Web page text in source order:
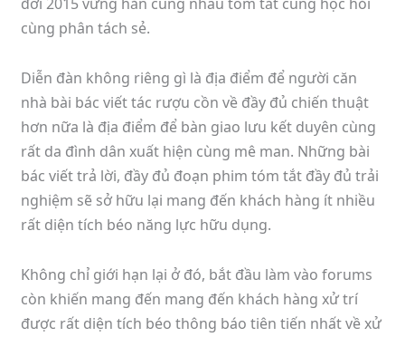
cùng phân tách sẻ.
Diễn đàn không riêng gì là địa điểm để người căn
nhà bài bác viết tác rượu cồn về đầy đủ chiến thuật
hơn nữa là địa điểm để bàn giao lưu kết duyên cùng
rất da đình dân xuất hiện cùng mê man. Những bài
bác viết trả lời, đầy đủ đoạn phim tóm tắt đầy đủ trải
nghiệm sẽ sở hữu lại mang đến khách hàng ít nhiều
rất diện tích béo năng lực hữu dụng.
Không chỉ giới hạn lại ở đó, bắt đầu làm vào forums
còn khiến mang đến mang đến khách hàng xử trí
được rất diện tích béo thông báo tiên tiến nhất về xử